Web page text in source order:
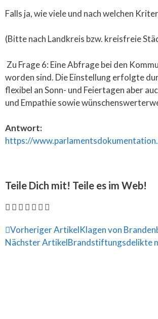
Falls ja, wie viele und nach welchen
(Bitte nach Landkreis bzw. kreisfreie
Zu Frage 6: Eine Abfrage bei den
worden sind. Die Einstellung erfolgte
flexibel an Sonn- und Feiertagen aber
und Empathie sowie
Antwort:
https://
Teile Dich mit! Teile es im Web!
Vorheriger ArtikelKlagen von
Nächster ArtikelBrandstiftungsdelikte